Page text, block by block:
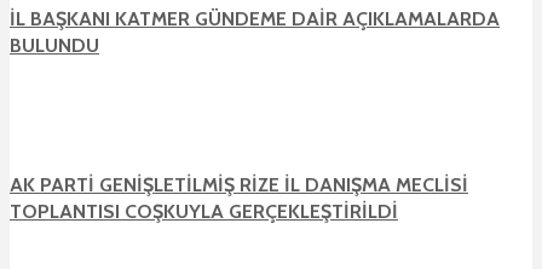
İL BAŞKANI KATMER GÜNDEME DAİR AÇIKLAMALARDA
BULUNDU
AK PARTİ GENİŞLETİLMİŞ RİZE İL DANIŞMA MECLİSİ
TOPLANTISI COŞKUYLA GERÇEKLEŞTİRİLDİ